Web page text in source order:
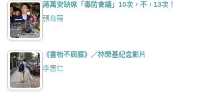
蔣萬安缺席「毒防會議」10次，不，13次！
張育萌
《書枱不屈膝》／林榮基紀念影片
李惠仁